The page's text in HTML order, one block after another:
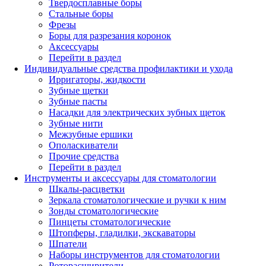
Твердосплавные боры
Стальные боры
Фрезы
Боры для разрезания коронок
Аксессуары
Перейти в раздел
Индивидуальные средства профилактики и ухода
Ирригаторы, жидкости
Зубные щетки
Зубные пасты
Насадки для электрических зубных щеток
Зубные нити
Межзубные ершики
Ополаскиватели
Прочие средства
Перейти в раздел
Инструменты и аксессуары для стоматологии
Шкалы-расцветки
Зеркала стоматологические и ручки к ним
Зонды стоматологические
Пинцеты стоматологические
Штопферы, гладилки, экскаваторы
Шпатели
Наборы инструментов для стоматологии